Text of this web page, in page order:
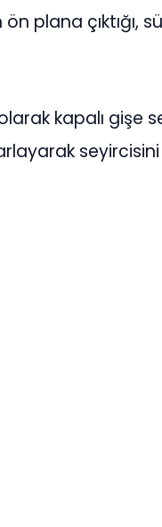
plana çıktığı,
kapalı gişe